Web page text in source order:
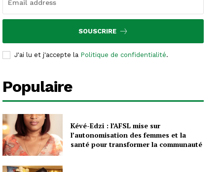
SOUSCRIRE
J'ai lu et j'accepte la Politique de confidentialité.
Populaire
Kévé-Edzi : l’AFSL mise sur
l’autonomisation des femmes et la
santé pour transformer la communauté